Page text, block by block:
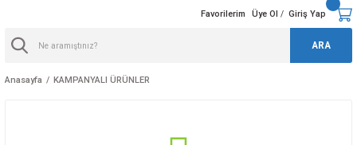
ARA
Favorilerim Üye Ol / Giriş Yap
Anasayfa KAMPANYALI ÜRÜNLER